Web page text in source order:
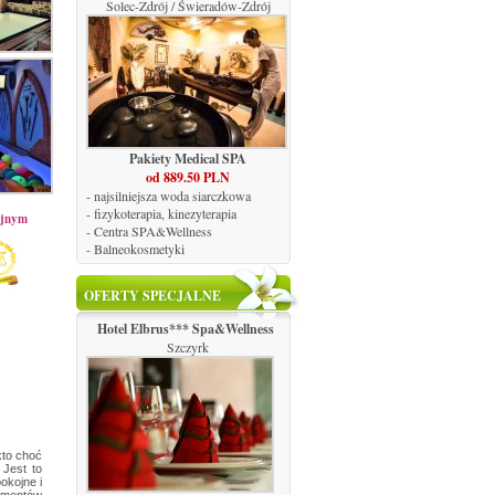
Solec-Zdrój / Świeradów-Zdrój
Pakiety Medical SPA
od 889.50 PLN
- najsilniejsza woda siarczkowa
- fizykoterapia, kinezyterapia
- Centra SPA&Wellness
- Balneokosmetyki
OFERTY SPECJALNE
Hotel Elbrus*** Spa&Wellness
Szczyrk
choć
Jest to
i